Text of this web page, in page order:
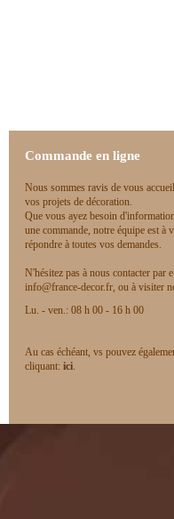
Commande en ligne
Nous sommes ravis de vous
vos projets de décoration.
Que vous ayez besoin
une commande, notre équipe est à
répondre à toutes vos demandes.
N'hésitez pas à nous contacter par
info@france-decor.fr, ou à visiter
Lu. - ven.: 08 h 00 - 16 h 00
Au cas échéant, vs pouvez
cliquant: ici.